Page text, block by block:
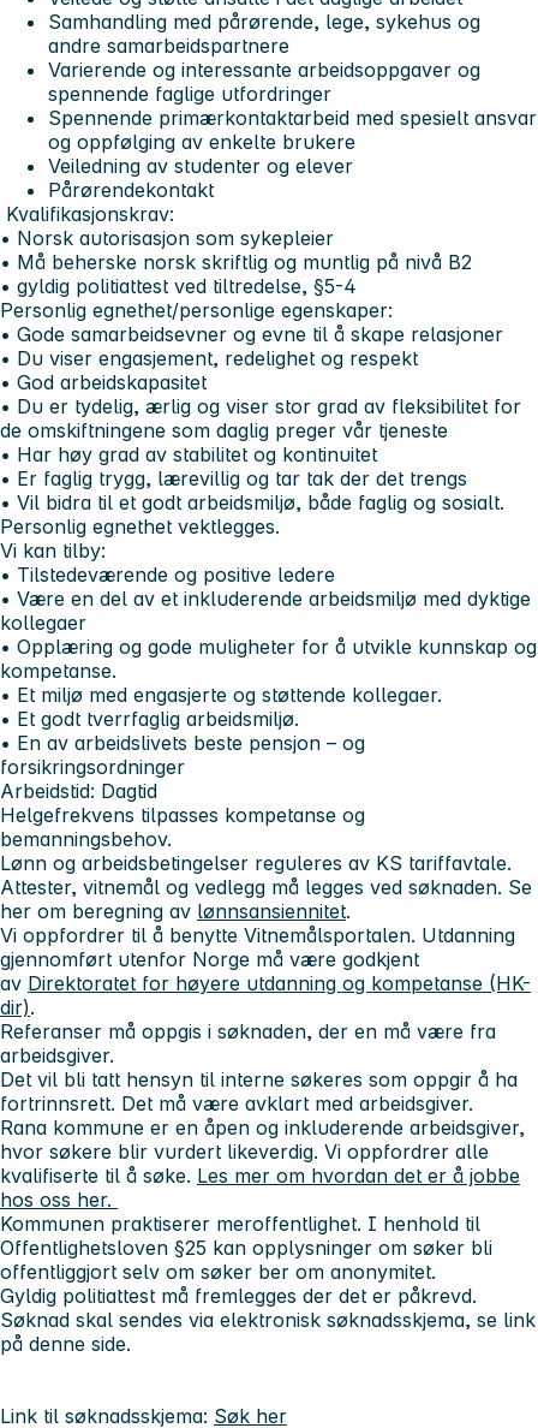
Samhandling med pårørende, lege, sykehus og
andre samarbeidspartnere
Varierende og interessante arbeidsoppgaver og
spennende faglige utfordringer
Spennende primærkontaktarbeid med spesielt ansvar
og oppfølging av enkelte brukere
Veiledning av studenter og elever
Pårørendekontakt
Kvalifikasjonskrav:
• Norsk autorisasjon som sykepleier
• Må beherske norsk skriftlig og muntlig på nivå B2
• gyldig politiattest ved tiltredelse, §5-4
Personlig egnethet/personlige egenskaper:
• Gode samarbeidsevner og evne til å skape relasjoner
• Du viser engasjement, redelighet og respekt
• God arbeidskapasitet
• Du er tydelig, ærlig og viser stor grad av fleksibilitet for
de omskiftningene som daglig preger vår tjeneste
• Har høy grad av stabilitet og kontinuitet
• Er faglig trygg, lærevillig og tar tak der det trengs
• Vil bidra til et godt arbeidsmiljø, både faglig og sosialt.
Personlig egnethet vektlegges.
Vi kan tilby:
• Tilstedeværende og positive ledere
• Være en del av et inkluderende arbeidsmiljø med dyktige
kollegaer
• Opplæring og gode muligheter for å utvikle kunnskap og
kompetanse.
• Et miljø med engasjerte og støttende kollegaer.
• Et godt tverrfaglig arbeidsmiljø.
• En av arbeidslivets beste pensjon – og
forsikringsordninger
Arbeidstid: Dagtid
Helgefrekvens tilpasses kompetanse og
bemanningsbehov.
Lønn og arbeidsbetingelser reguleres av KS tariffavtale.
Attester, vitnemål og vedlegg må legges ved søknaden. Se
her om beregning av lønnsansiennitet.
Vi oppfordrer til å benytte Vitnemålsportalen. Utdanning
gjennomført utenfor Norge må være godkjent
av Direktoratet for høyere utdanning og kompetanse (HK-
dir).
Referanser må oppgis i søknaden, der en må være fra
arbeidsgiver.
Det vil bli tatt hensyn til interne søkeres som oppgir å ha
fortrinnsrett. Det må være avklart med arbeidsgiver.
Rana kommune er en åpen og inkluderende arbeidsgiver,
hvor søkere blir vurdert likeverdig. Vi oppfordrer alle
kvalifiserte til å søke. Les mer om hvordan det er å jobbe
hos oss her.
Kommunen praktiserer meroffentlighet. I henhold til
Offentlighetsloven §25 kan opplysninger om søker bli
offentliggjort selv om søker ber om anonymitet.
Gyldig politiattest må fremlegges der det er påkrevd.
Søknad skal sendes via elektronisk søknadsskjema, se link
på denne side.
Link til søknadsskjema: Søk her